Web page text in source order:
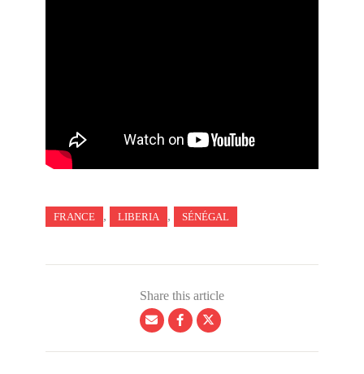
FRANCE , LIBERIA , SÉNÉGAL
Share this article